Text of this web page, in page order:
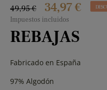
49,95 € 34,97 €
Impuestos incluidos
REBAJAS
Fabricado en España
97% Algodón